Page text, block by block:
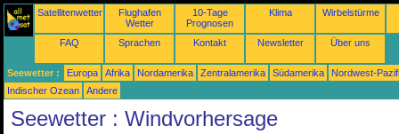
Satellitenwetter
Flughafen
Wetter
10-Tage
Prognosen
Klima Wirbelstürme
FAQ Sprachen Kontakt Newsletter Über uns
Seewetter : Europa Afrika Nordamerika Zentralamerika Südamerika
Nordwest-
Indischer Ozean
Andere
Seewetter : Windvorhersage